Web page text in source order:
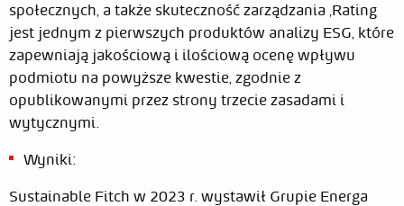
społecznych, a także skuteczność zarządzania ,Rating
jest jednym z pierwszych produktów analizy ESG, które
zapewniają jakościową i ilościową ocenę wpływu
podmiotu na powyższe kwestie, zgodnie z
opublikowanymi przez strony trzecie zasadami i
wytycznymi.
Wyniki:
Sustainable Fitch w 2023 r. wystawił Grupie Energa